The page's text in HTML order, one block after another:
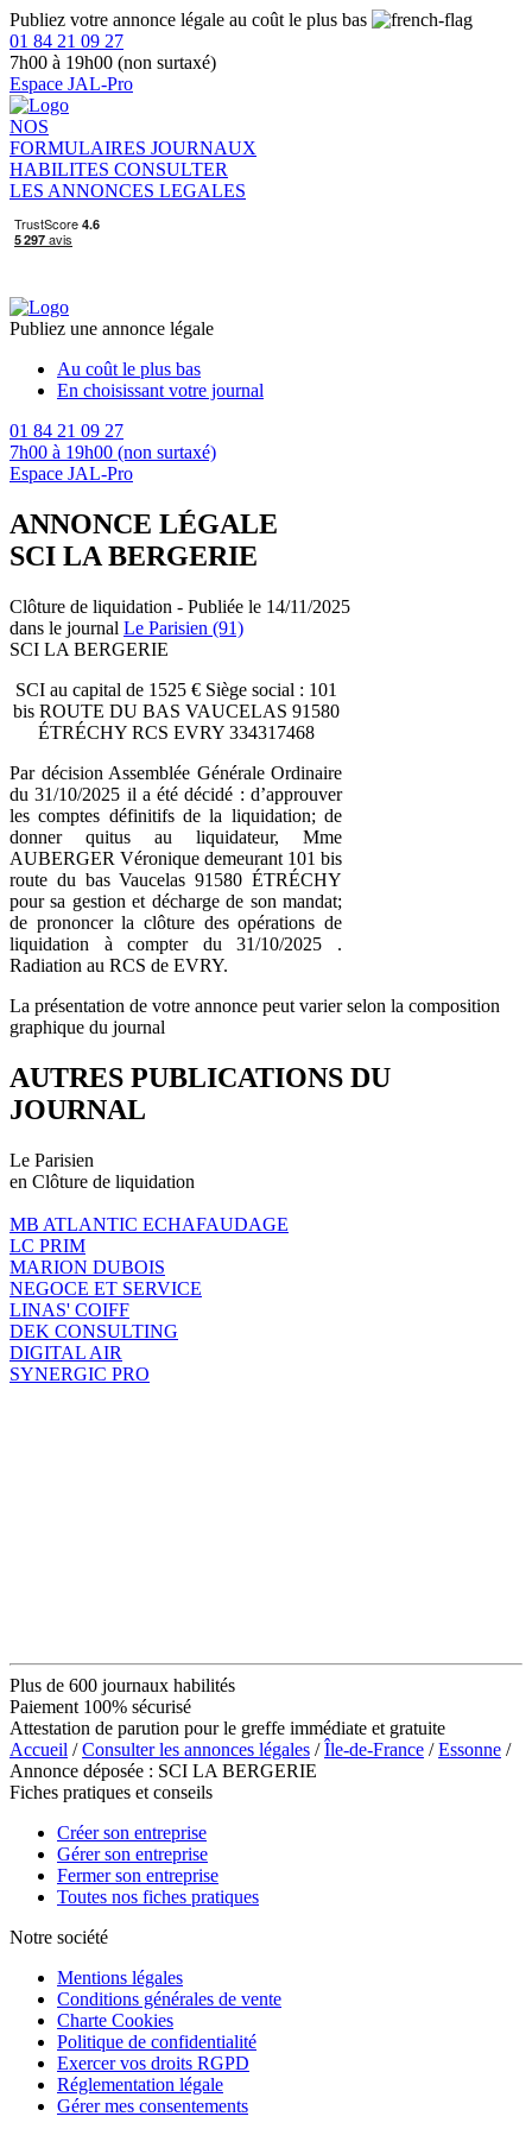
Publiez votre annonce légale au coût le plus bas
01 84 21 09 27
7h00 à 19h00 (non surtaxé)
Espace JAL-Pro
NOS
FORMULAIRES JOURNAUX
HABILITES CONSULTER
LES ANNONCES LEGALES
Publiez une annonce légale
Au coût le plus bas
En choisissant votre journal
01 84 21 09 27
7h00 à 19h00 (non surtaxé)
Espace JAL-Pro
ANNONCE LÉGALE
SCI LA BERGERIE
Clôture de liquidation - Publiée le 14/11/2025
dans le journal Le Parisien (91)
SCI LA BERGERIE
SCI au capital de 1525 € Siège social : 101
bis ROUTE DU BAS VAUCELAS 91580
ÉTRÉCHY RCS EVRY 334317468
Par décision Assemblée Générale Ordinaire
du 31/10/2025 il a été décidé : d’approuver
les comptes définitifs de la liquidation; de
donner quitus au liquidateur, Mme
AUBERGER Véronique demeurant 101 bis
route du bas Vaucelas 91580 ÉTRÉCHY
pour sa gestion et décharge de son mandat;
de prononcer la clôture des opérations de
liquidation à compter du 31/10/2025 .
Radiation au RCS de EVRY.
La présentation de votre annonce peut varier selon la composition
graphique du journal
AUTRES PUBLICATIONS DU
JOURNAL
Le Parisien
en Clôture de liquidation
MB ATLANTIC ECHAFAUDAGE
LC PRIM
MARION DUBOIS
NEGOCE ET SERVICE
LINAS' COIFF
DEK CONSULTING
DIGITAL AIR
SYNERGIC PRO
Plus de 600 journaux habilités
Paiement 100% sécurisé
Attestation de parution pour le greffe immédiate et gratuite
Accueil /Consulter les annonces légales /Île-de-France /Essonne /
Annonce déposée : SCI LA BERGERIE
Fiches pratiques et conseils
Créer son entreprise
Gérer son entreprise
Fermer son entreprise
Toutes nos fiches pratiques
Notre société
Mentions légales
Conditions générales de vente
Charte Cookies
Politique de confidentialité
Exercer vos droits RGPD
Réglementation légale
Gérer mes consentements